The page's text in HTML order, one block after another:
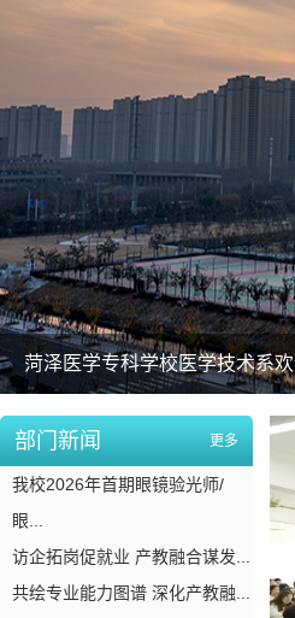
菏泽医学专科学校医学技术系
部门新闻 更多
我校2026年首期眼镜验光师/
眼...
访企拓岗促就业 产教融合谋发...
共绘专业能力图谱 深化产教融...